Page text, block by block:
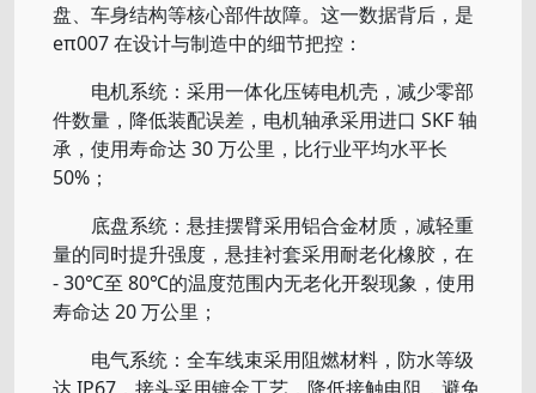
盘、车身结构等核心部件故障。这一数据背后，是
eπ007 在设计与制造中的细节把控：
电机系统：采用一体化压铸电机壳，减少零部
件数量，降低装配误差，电机轴承采用进口 SKF 轴
承，使用寿命达 30 万公里，比行业平均水平长
50%；
底盘系统：悬挂摆臂采用铝合金材质，减轻重
量的同时提升强度，悬挂衬套采用耐老化橡胶，在
- 30℃至 80℃的温度范围内无老化开裂现象，使用
寿命达 20 万公里；
电气系统：全车线束采用阻燃材料，防水等级